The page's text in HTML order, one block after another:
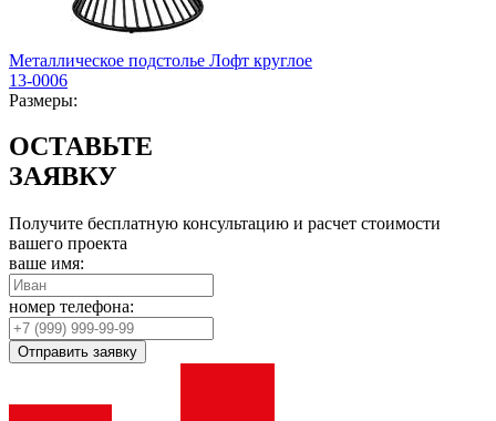
Металлическое подстолье Лофт круглое
13-0006
Размеры:
ОСТАВЬТЕ
ЗАЯВКУ
Получите бесплатную консультацию и расчет стоимости
вашего проекта
ваше имя:
номер телефона:
Отправить заявку